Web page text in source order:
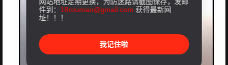
件到： 18rouman@gmail.com 获得最新网
址！！！
我记住啦